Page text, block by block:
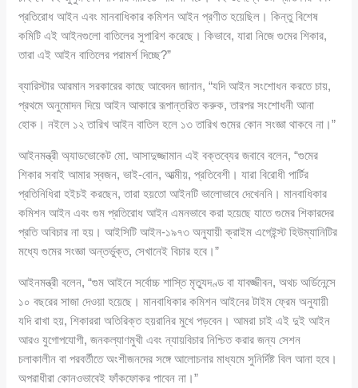
প্রতিরোধ আইন এবং মানবাধিকার কমিশন আইন প্রণীত হয়েছিল। কিন্তু বিশেষ
কমিটি এই আইনগুলো বাতিলের সুপারিশ করেছে। কিভাবে, যারা নিজে গুমের শিকার,
তারা এই আইন বাতিলের পরামর্শ দিচ্ছে?”
ব্যারিস্টার আরমান সরকারের কাছে আবেদন জানান, “যদি আইন সংশোধন করতে চায়,
প্রথমে অনুমোদন দিয়ে আইন আকারে রূপান্তরিত করুক, তারপর সংশোধনী আনা
হোক। নইলে ১২ তারিখ আইন বাতিল হলে ১৩ তারিখ গুমের কোন সংজ্ঞা থাকবে না।”
আইনমন্ত্রী অ্যাডভোকেট মো. আসাদুজ্জামান এই বক্তব্যের জবাবে বলেন, “গুমের
শিকার সবাই আমার স্বজন, ভাই-বোন, আত্মীয়, প্রতিবেশী। যারা বিরোধী পার্টির
প্রতিনিধিরা হইচই করছেন, তারা হয়তো আইনটি ভালোভাবে দেখেননি। মানবাধিকার
কমিশন আইন এবং গুম প্রতিরোধ আইন এমনভাবে করা হয়েছে যাতে গুমের শিকারদের
প্রতি অবিচার না হয়। আইসিটি আইন-১৯৭৩ অনুযায়ী ক্রাইম এগেইন্স্ট হিউম্যানিটির
মধ্যে গুমের সংজ্ঞা অন্তর্ভুক্ত, সেখানেই বিচার হবে।”
আইনমন্ত্রী বলেন, “গুম আইনে সর্বোচ্চ শাস্তি মৃত্যুদণ্ড বা যাবজ্জীবন, অথচ অর্ডিনেন্সে
১০ বছরের সাজা দেওয়া হয়েছে। মানবাধিকার কমিশন আইনের টাইম ফ্রেম অনুযায়ী
যদি রাখা হয়, শিকাররা অতিরিক্ত হয়রানির মুখে পড়বেন। আমরা চাই এই দুই আইন
আরও যুগোপযোগী, জনকল্যাণমুখী এবং ন্যায়বিচার নিশ্চিত করার জন্য সেশন
চলাকালীন বা পরবর্তীতে অংশীজনদের সঙ্গে আলোচনার মাধ্যমে সুনির্দিষ্ট বিল আনা হবে।
অপরাধীরা কোনওভাবেই ফাঁকফোকর পাবেন না।”